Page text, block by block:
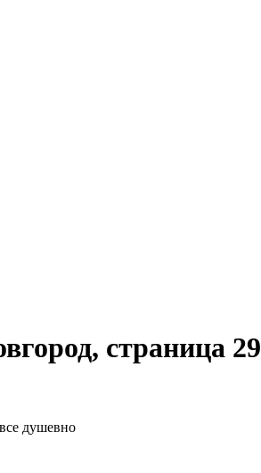
страница 29
душевно